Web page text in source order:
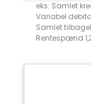
eks: Samlet
Variabel
Samlet
Rentespænd